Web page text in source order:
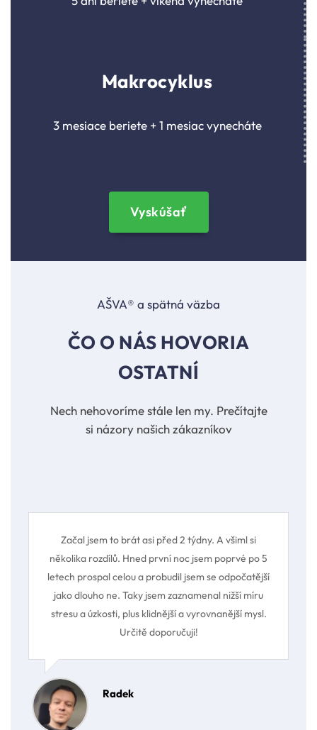
Makrocyklus
3 mesiace beriete + 1 mesiac vynecháte
Vyskúšať
AŠVA® a spätná väzba
ČO O NÁS HOVORIA
OSTATNÍ
Nech nehovoríme stále len my. Prečítajte
si názory našich zákazníkov
Začal jsem to brát asi před 2 týdny. A všiml si
několika rozdílů. Hned první noc jsem poprvé po 5
letech prospal celou a probudil jsem se odpočatější
jako dlouho ne. Taky jsem zaznamenal nižší míru
stresu a úzkosti, plus klidnější a vyrovnanější mysl.
Určitě doporučuji!
Radek